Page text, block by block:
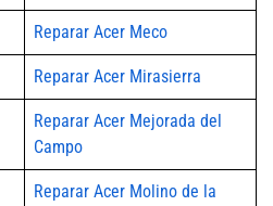
Reparar Acer Meco
Reparar Acer Mirasierra
Reparar Acer Mejorada del
Campo
Reparar Acer Molino de la